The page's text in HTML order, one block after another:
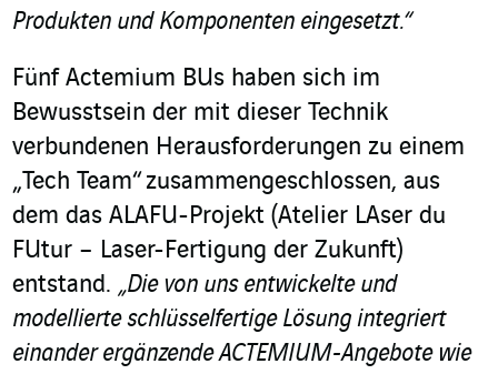
Produkten und Komponenten eingesetzt.“
Fünf Actemium BUs haben sich im
Bewusstsein der mit dieser Technik
verbundenen Herausforderungen zu einem
„Tech Team“ zusammengeschlossen, aus
dem das ALAFU-Projekt (Atelier LAser du
FUtur – Laser-Fertigung der Zukunft)
entstand. „Die von uns entwickelte und
modellierte schlüsselfertige Lösung integriert
einander ergänzende ACTEMIUM-Angebote wie